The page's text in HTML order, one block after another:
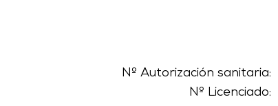
Nº Autorización sanitaria:
Nº Licenciado: